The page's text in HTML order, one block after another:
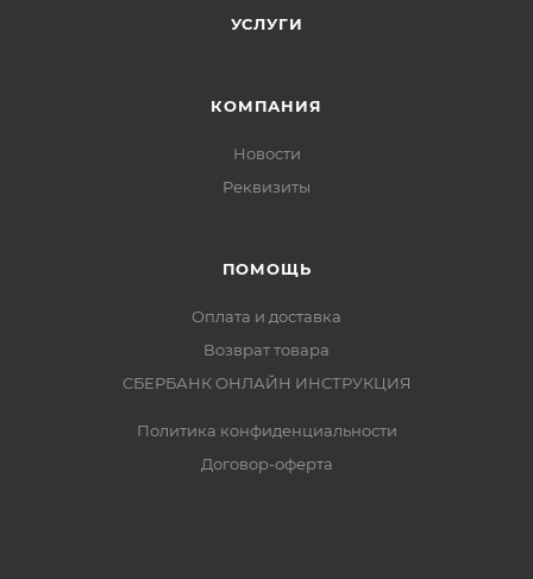
УСЛУГИ
КОМПАНИЯ
Новости
Реквизиты
ПОМОЩЬ
Оплата и доставка
Возврат товара
СБЕРБАНК ОНЛАЙН ИНСТРУКЦИЯ
Политика конфиденциальности
Договор-оферта